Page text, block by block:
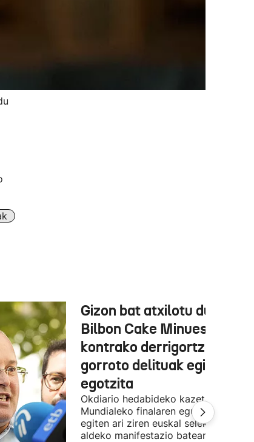
Gizon bat atxilotu dute,
Bilbon Cake Minuesaren
kontrako derrigortze eta
gorroto delituak egitea
egotzita
Okdiario hedabideko kazetaria
Mundialeko finalaren egunean Bilbon
egiten ari ziren euskal selekzioaren
aldeko manifestazio batean zegoen.